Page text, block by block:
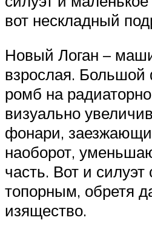
вот нескладный
Новый Логан –
взрослая.
ромб на
визуально
фонари,
наоборот,
часть. Вот и
топорным, обретя
изящество.